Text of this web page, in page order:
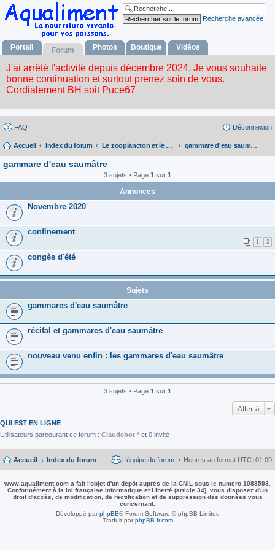
Recherche avancée
Portail Forum Photos Boutique Vidéos
FAQ Déconnexion
Accueil Index du forum Le zooplancton et le phytoplancton gammare d'eau saumâtre
gammare d'eau saumâtre
3 sujets • Page 1 sur 1
Annonces
Novembre 2020
confinement
1 2
congès d'été
Sujets
gammares d'eau saumâtre
récifal et gammares d'eau saumâtre
nouveau venu enfin : les gammares d'eau saumâtre
3 sujets • Page 1 sur 1
Aller à
QUI EST EN LIGNE
Utilisateurs parcourant ce forum : Claudebot * et 0 invité
Accueil Index du forum Heures au format UTC+01:00
L’équipe du forum
www.aqualiment.com a fait l'objet d'un dépôt auprès de la CNIL sous le numéro 1088593.
Conformément à la loi française Informatique et Liberté (article 34), vous disposez d'un
droit d'accès, de modification, de rectification et de suppression des données vous
concernant.
Développé parphpBB® Forum Software © phpBB Limited
Traduit parphpBB-fr.com